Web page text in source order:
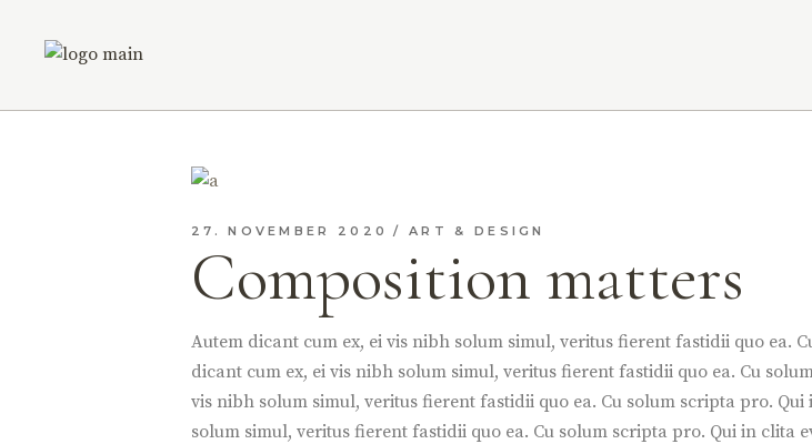
27. NOVEMBER 2020 ART & DESIGN
Composition matters
Autem dicant cum ex, ei vis nibh solum simul, veritus fierent fastidii quo ea.
dicant cum ex, ei vis nibh solum simul, veritus fierent fastidii quo ea. Cu
vis nibh solum simul, veritus fierent fastidii quo ea. Cu solum scripta pro.
solum simul, veritus fierent fastidii quo ea. Cu solum scripta pro. Qui in clita